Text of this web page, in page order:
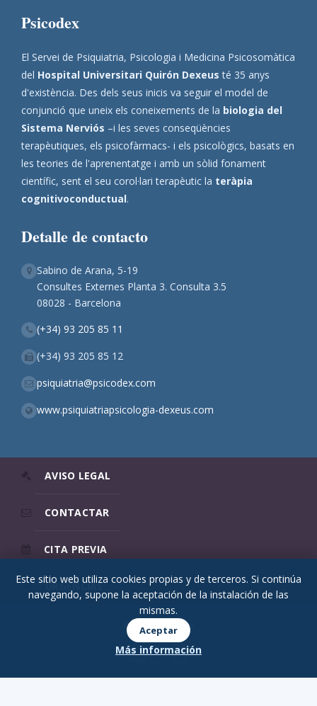
Psicodex
El Servei de Psiquiatria, Psicologia i Medicina Psicosomàtica
del Hospital Universitari Quirón Dexeus té 35 anys
d'existència. Des dels seus inicis va seguir el model de
conjunció que uneix els coneixements de la biologia del
Sistema Nerviós –i les seves conseqüències
terapèutiques, els psicofàrmacs- i els psicològics, basats en
les teories de l'aprenentatge i amb un sòlid fonament
científic, sent el seu corol·lari terapèutic la teràpia
cognitivoconductual.
Detalle de contacto
Sabino de Arana, 5-19
Consultes Externes Planta 3. Consulta 3.5
08028 - Barcelona
(+34) 93 205 85 11
(+34) 93 205 85 12
psiquiatria@psicodex.com
www.psiquiatriapsicologia-dexeus.com
AVISO LEGAL
CONTACTAR
CITA PREVIA
URGENCIAS
© 2026 Psicodex
Este sitio web utiliza cookies propias y de terceros. Si continúa
navegando, supone la aceptación de la instalación de las
mismas.
Aceptar
Más información